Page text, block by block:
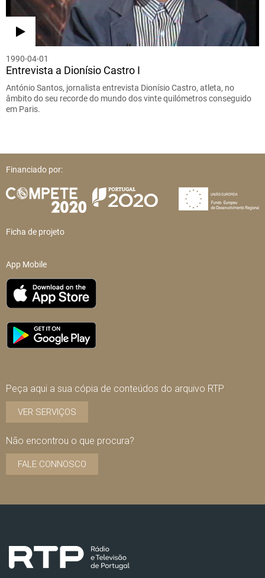
1990-04-01
Entrevista a Dionísio Castro I
António Santos, jornalista entrevista Dionísio Castro, atleta, no
âmbito do seu recorde do mundo dos vinte quilómetros conseguido
em Paris.
Financiado por:
Ficha de projeto
App Mobile
Peça aqui a sua cópia de conteúdos do arquivo RTP
VER SERVIÇOS
Não encontrou o que procura?
FALE CONNOSCO